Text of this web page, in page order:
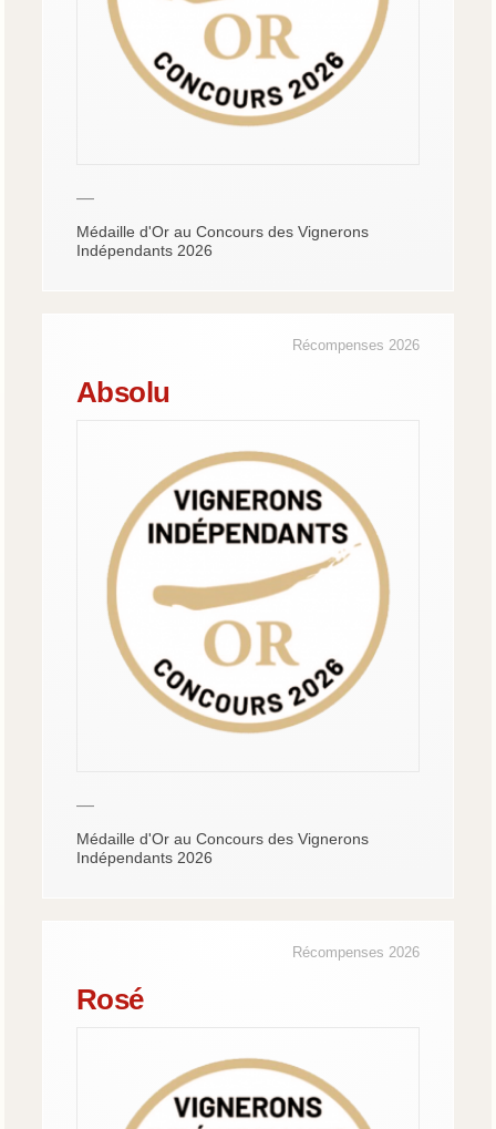
—
Médaille d'Or au Concours des Vignerons
Indépendants 2026
Récompenses 2026
Absolu
—
Médaille d'Or au Concours des Vignerons
Indépendants 2026
Récompenses 2026
Rosé